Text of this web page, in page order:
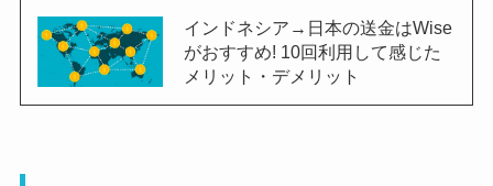
インドネシア→日本の送金はWise
がおすすめ! 10回利用して感じた
メリット・デメリット